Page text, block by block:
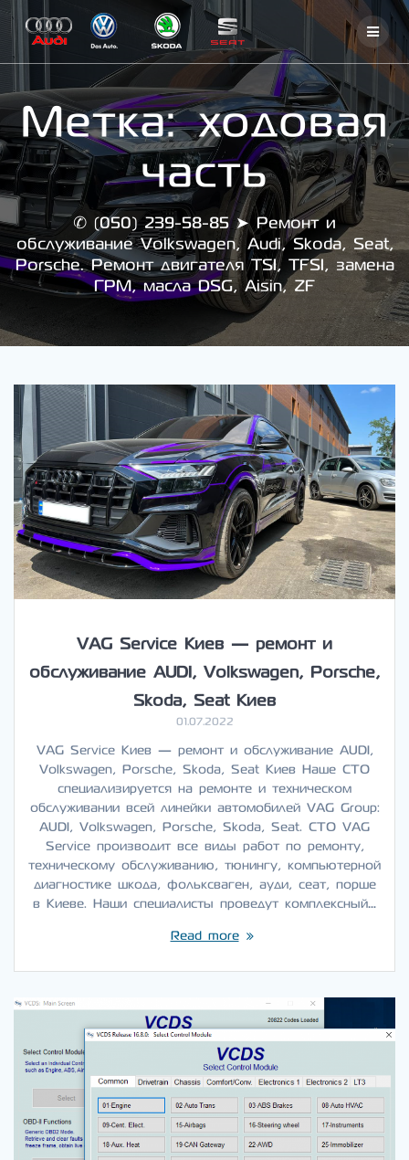
Skip
content
Метка:ходовая
часть
✆ (050) 239-58-85 ➤ Ремонт и
обслуживание Volkswagen, Audi, Skoda, Seat,
Porsche. Ремонт двигателя TSI, TFSI, замена
ГРМ, масла DSG, Aisin, ZF
VAG Service Киев — ремонт и
обслуживание AUDI, Volkswagen, Porsche,
Skoda, Seat Киев
01.07.2022
VAG Service Киев — ремонт и обслуживание AUDI,
Volkswagen, Porsche, Skoda, Seat Киев Наше СТО
специализируется на ремонте и техническом
обслуживании всей линейки автомобилей VAG Group:
AUDI, Volkswagen, Porsche, Skoda, Seat. СТО VAG
Service производит все виды работ по ремонту,
техническому обслуживанию, тюнингу, компьютерной
диагностике шкода, фольксваген, ауди, сеат, порше
в Киеве. Наши специалисты проведут комплексный…
Read more